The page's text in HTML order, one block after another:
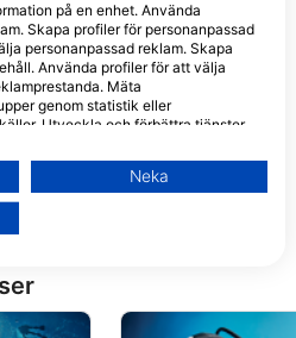
Cipreia Dive Club Madeira - Reis Magos
på en enhet. Använda
Skapa profiler för personanpassad
personanpassad reklam. Skapa
Använda profiler för att välja
Mäta
genom statistik eller
Utveckla och förbättra tjänster.
använder data här:
till USA.
denna webbplats/app.
ändamål:
Neka